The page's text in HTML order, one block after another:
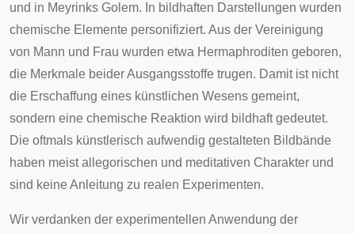
und in Meyrinks Golem. In bildhaften Darstellungen wurden
chemische Elemente personifiziert. Aus der Vereinigung
von Mann und Frau wurden etwa Hermaphroditen geboren,
die Merkmale beider Ausgangsstoffe trugen. Damit ist nicht
die Erschaffung eines künstlichen Wesens gemeint,
sondern eine chemische Reaktion wird bildhaft gedeutet.
Die oftmals künstlerisch aufwendig gestalteten Bildbände
haben meist allegorischen und meditativen Charakter und
sind keine Anleitung zu realen Experimenten.
Wir verdanken der experimentellen Anwendung der